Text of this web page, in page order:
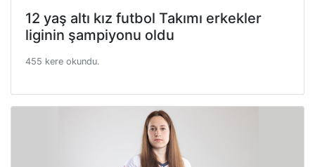
12 yaş altı kız futbol Takımı erkekler
liginin şampiyonu oldu
455 kere okundu.